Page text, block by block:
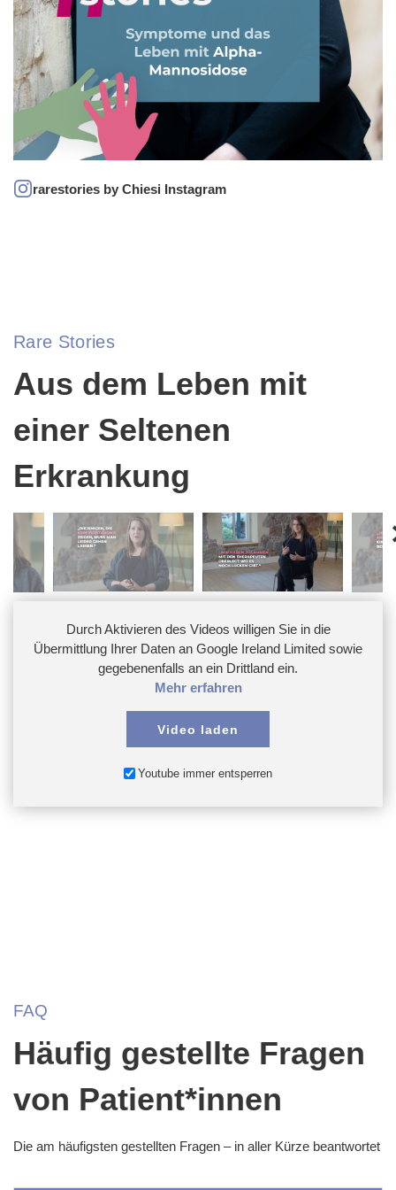
rarestories by Chiesi Instagram
Rare Stories
Aus dem Leben mit
einer Seltenen
Erkrankung
Durch Aktivieren des Videos willigen Sie in die
Übermittlung Ihrer Daten an Google Ireland Limited sowie
gegebenenfalls an ein Drittland ein.
Mehr erfahren
Video laden
Youtube immer entsperren
FAQ
Häufig gestellte Fragen
von Patient*innen
Die am häufigsten gestellten Fragen – in aller Kürze beantwortet